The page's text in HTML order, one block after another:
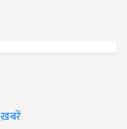
ख़बरें